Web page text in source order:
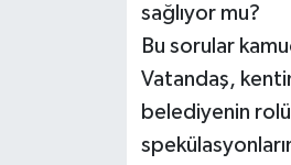
sağlıyor mu?
Bu sorular
Vatandaş,
belediyenin